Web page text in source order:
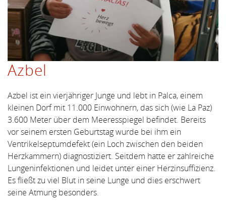
Azbel
Azbel ist ein vierjähriger Junge und lebt in Palca, einem
kleinen Dorf mit 11.000 Einwohnern, das sich (wie La Paz)
3.600 Meter über dem Meeresspiegel befindet. Bereits
vor seinem ersten Geburtstag wurde bei ihm ein
Ventrikelseptumdefekt (ein Loch zwischen den beiden
Herzkammern) diagnostiziert. Seitdem hatte er zahlreiche
Lungeninfektionen und leidet unter einer Herzinsuffizienz.
Es fließt zu viel Blut in seine Lunge und dies erschwert
seine Atmung besonders.